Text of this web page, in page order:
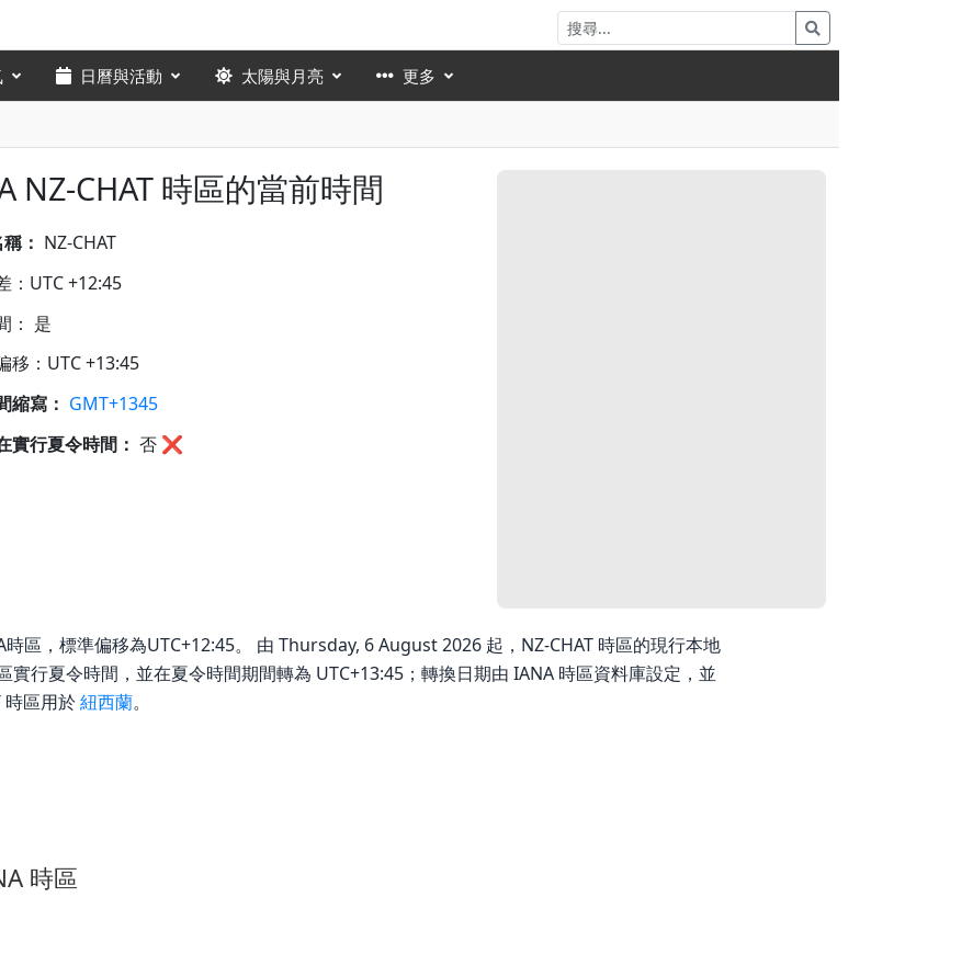
日曆與活動 太陽與月亮 更多
NZ-CHAT 時區的當前時間
： NZ-CHAT
：UTC +12:45
： 是
移：UTC +13:45
縮寫： GMT+1345
實行夏令時間： 否 ❌
時區，標準偏移為UTC+12:45。 由 Thursday, 6 August 2026 起，NZ-CHAT 時區的現行本地
實行夏令時間，並在夏令時間期間轉為 UTC+13:45；轉換日期由 IANA 時區資料庫設定，並
時區用於紐西蘭。
時區